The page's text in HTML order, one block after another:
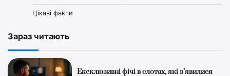
Цікаві факти
Зараз читають
Ексклюзивні фічі в слотах, які з’явилися